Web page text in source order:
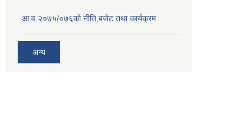
आ.व.२०७५/०७६को नीति,बजेट तथा कार्यक्रम
अन्य